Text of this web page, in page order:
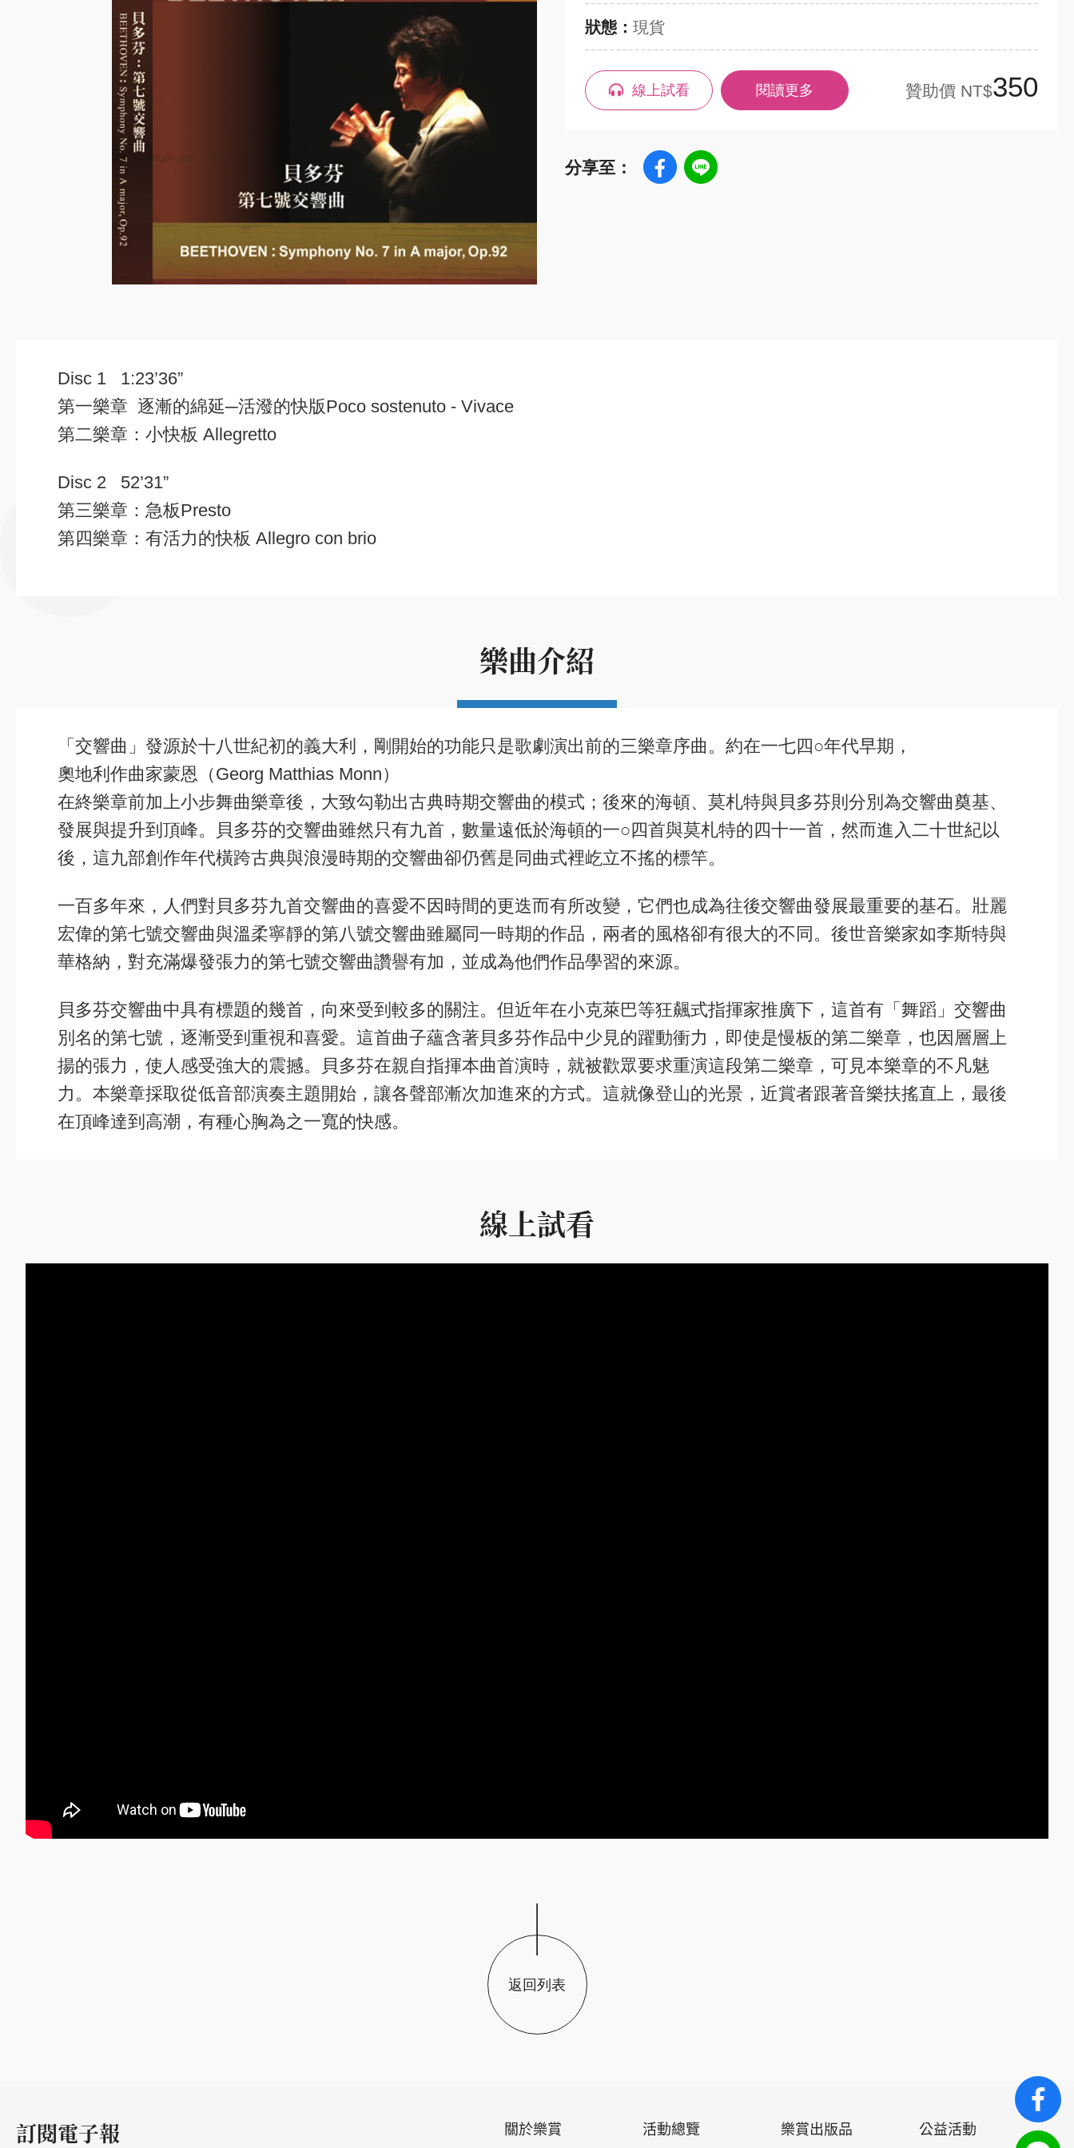
狀態： 現貨
線上試看 閱讀更多 贊助價 NT$350
分享至：
Disc 1 1:23’36”
第一樂章 逐漸的綿延─活潑的快版Poco sostenuto - Vivace
第二樂章：小快板 Allegretto
Disc 2 52’31”
第三樂章：急板Presto
第四樂章：有活力的快板 Allegro con brio
樂曲介紹
「交響曲」發源於十八世紀初的義大利，剛開始的功能只是歌劇演出前的三樂章序曲。約在一七四○年代早期，
奧地利作曲家蒙恩（Georg Matthias Monn）
在終樂章前加上小步舞曲樂章後，大致勾勒出古典時期交響曲的模式；後來的海頓、莫札特與貝多芬則分別為交響曲奠基、
發展與提升到頂峰。貝多芬的交響曲雖然只有九首，數量遠低於海頓的一○四首與莫札特的四十一首，然而進入二十世紀以
後，這九部創作年代橫跨古典與浪漫時期的交響曲卻仍舊是同曲式裡屹立不搖的標竿。
一百多年來，人們對貝多芬九首交響曲的喜愛不因時間的更迭而有所改變，它們也成為往後交響曲發展最重要的基石。壯麗
宏偉的第七號交響曲與溫柔寧靜的第八號交響曲雖屬同一時期的作品，兩者的風格卻有很大的不同。後世音樂家如李斯特與
華格納，對充滿爆發張力的第七號交響曲讚譽有加，並成為他們作品學習的來源。
貝多芬交響曲中具有標題的幾首，向來受到較多的關注。但近年在小克萊巴等狂飆式指揮家推廣下，這首有「舞蹈」交響曲
別名的第七號，逐漸受到重視和喜愛。這首曲子蘊含著貝多芬作品中少見的躍動衝力，即使是慢板的第二樂章，也因層層上
揚的張力，使人感受強大的震撼。貝多芬在親自指揮本曲首演時，就被歡眾要求重演這段第二樂章，可見本樂章的不凡魅
力。本樂章採取從低音部演奏主題開始，讓各聲部漸次加進來的方式。這就像登山的光景，近賞者跟著音樂扶搖直上，最後
在頂峰達到高潮，有種心胸為之一寬的快感。
線上試看
返回列表
訂閱電子報 關於樂賞 活動總覽 樂賞出版品 公益活動